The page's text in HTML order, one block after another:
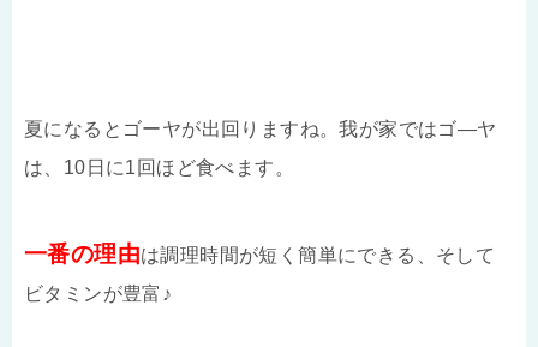
夏になるとゴーヤが出回りますね。我が家ではゴ―ヤ
は、10日に1回ほど食べます。
一番の理由は調理時間が短く簡単にできる、そして
ビタミンが豊富♪